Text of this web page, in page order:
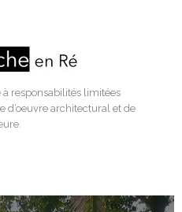
responsabilités limitées
d’oeuvre architectural et de